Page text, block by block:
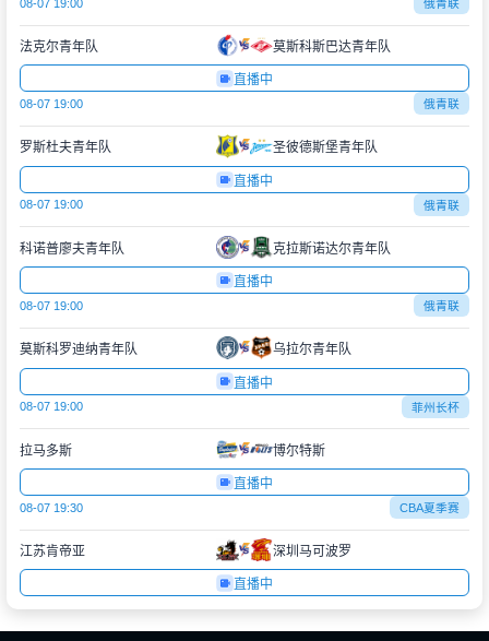
08-07 19:00 俄青联
法克尔青年队 莫斯科斯巴达青年队
直播中
08-07 19:00 俄青联
罗斯杜夫青年队 圣彼德斯堡青年队
直播中
08-07 19:00 俄青联
科诺普廖夫青年队 克拉斯诺达尔青年队
直播中
08-07 19:00 俄青联
莫斯科罗迪纳青年队 乌拉尔青年队
直播中
08-07 19:00 菲州长杯
拉马多斯 博尔特斯
直播中
08-07 19:30 CBA夏季赛
江苏肯帝亚 深圳马可波罗
直播中